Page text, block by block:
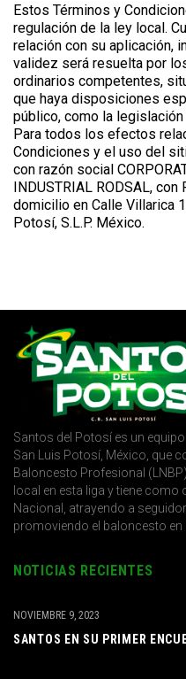
Estos Términos y
regulación de la ley local.
relación con su aplicación,
validez será resuelta por
ordinarios competentes,
que haya disposiciones
público, como la
Para todos los efectos
Condiciones y el uso del
con razón social
INDUSTRIAL RODSAL, con
domicilio en Calle Villarica
Potosí, S.L.P. México.
Santos del Potosí es un
San Luis Potosí, México, que
Baloncesto Profesional
local en esta liga y tiene como
Nacional, atrayendo a
promoviendo el baloncesto en
NOTICIAS RECIENTES
SANTOS EN SU PRIMER
NOVIEMBRE 9, 2023